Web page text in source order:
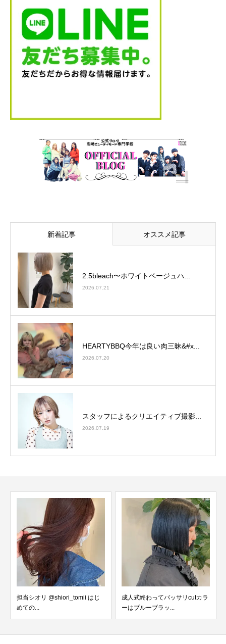
新着記事 オススメ記事
2.5bleach〜ホワイトベージュ⁡ハ...
2026.07.21
HEARTYBBQ今年は良い肉三昧&#x...
2026.07.20
スタッフによるクリエイティブ撮影...
2026.07.19
担当シオリ @shiori_tomii はじ
めての...
成人式終わってバッサリcut︎カラ
ーはブルーブラッ...